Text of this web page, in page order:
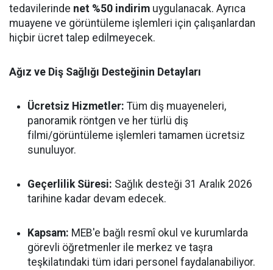
tedavilerinde net %50 indirim uygulanacak. Ayrıca
muayene ve görüntüleme işlemleri için çalışanlardan
hiçbir ücret talep edilmeyecek.
Ağız ve Diş Sağlığı Desteğinin Detayları
Ücretsiz Hizmetler: Tüm diş muayeneleri,
panoramik röntgen ve her türlü diş
filmi/görüntüleme işlemleri tamamen ücretsiz
sunuluyor.
Geçerlilik Süresi: Sağlık desteği 31 Aralık 2026
tarihine kadar devam edecek.
Kapsam: MEB'e bağlı resmî okul ve kurumlarda
görevli öğretmenler ile merkez ve taşra
teşkilatındaki tüm idari personel faydalanabiliyor.